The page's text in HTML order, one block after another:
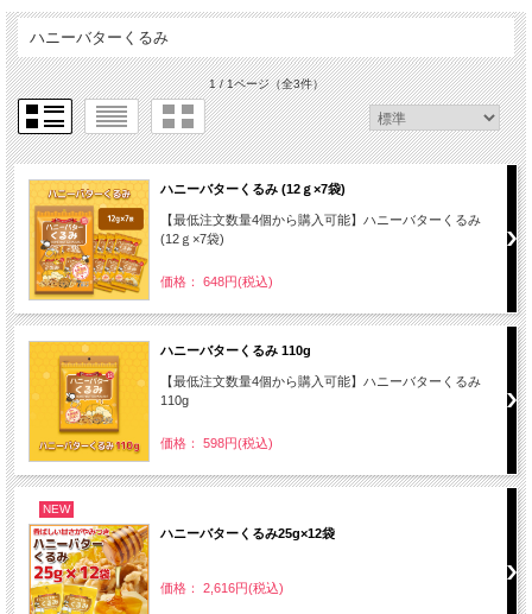
ハニーバターくるみ
1 / 1ページ（全3件）
ハニーバターくるみ (12ｇ×7袋)
【最低注文数量4個から購入可能】ハニーバターくるみ
(12ｇ×7袋)
価格： 648円(税込)
ハニーバターくるみ 110g
【最低注文数量4個から購入可能】ハニーバターくるみ
110g
価格： 598円(税込)
NEW
ハニーバターくるみ25g×12袋
価格： 2,616円(税込)